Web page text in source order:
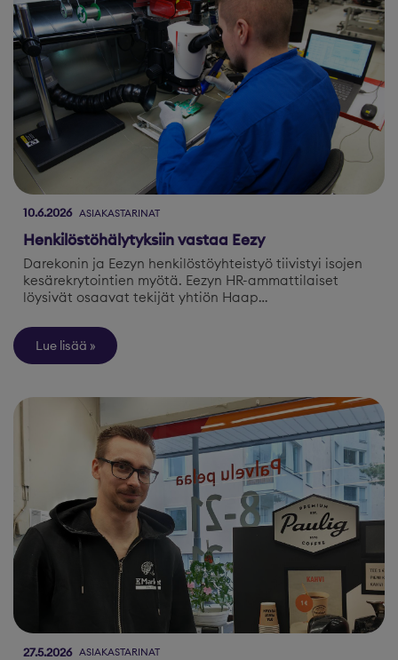
10.6.2026 ASIAKASTARINAT
Henkilöstöhälytyksiin vastaa Eezy
Darekonin ja Eezyn henkilöstöyhteistyö tiivistyi isojen
kesärekrytointien myötä. Eezyn HR-ammattilaiset
löysivät osaavat tekijät yhtiön Haap…
Lue lisää
27.5.2026 ASIAKASTARINAT